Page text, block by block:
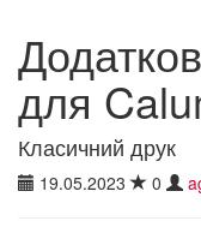
для
Класичний друк
19.05.2023 0